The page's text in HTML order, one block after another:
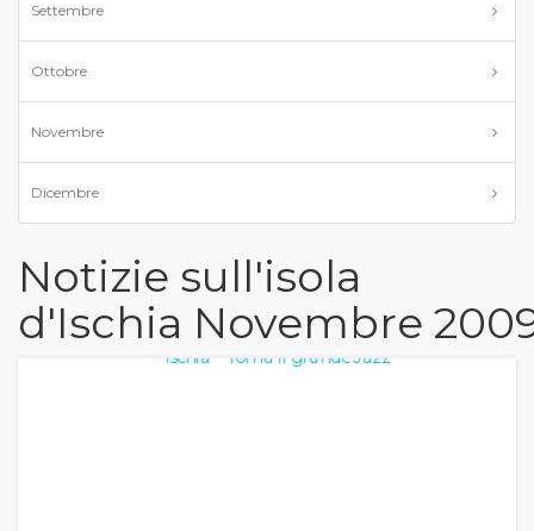
Settembre
Ottobre
Novembre
Dicembre
Notizie sull'isola
d'Ischia Novembre